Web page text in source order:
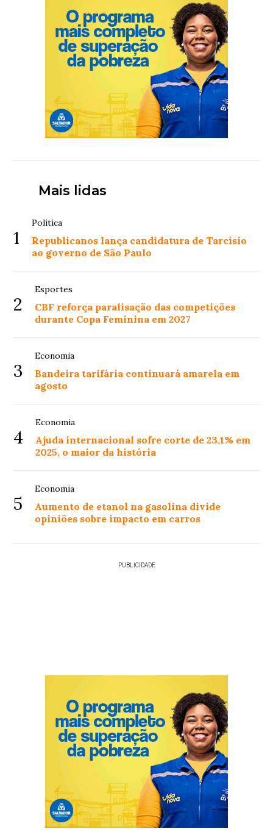
Mais lidas
1
Política
Republicanos lança candidatura de Tarcísio
ao governo de São Paulo
2
Esportes
CBF reforça paralisação das competições
durante Copa Feminina em 2027
3
Economia
Bandeira tarifária continuará amarela em
agosto
4
Economia
Ajuda internacional sofre corte de 23,1% em
2025, o maior da história
5
Economia
Aumento de etanol na gasolina divide
opiniões sobre impacto em carros
PUBLICIDADE